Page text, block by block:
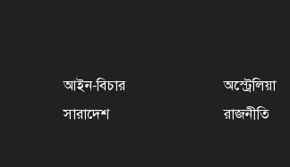
আইন-বিচার অস্ট্রেলিয়া
সারাদেশ রাজনীতি